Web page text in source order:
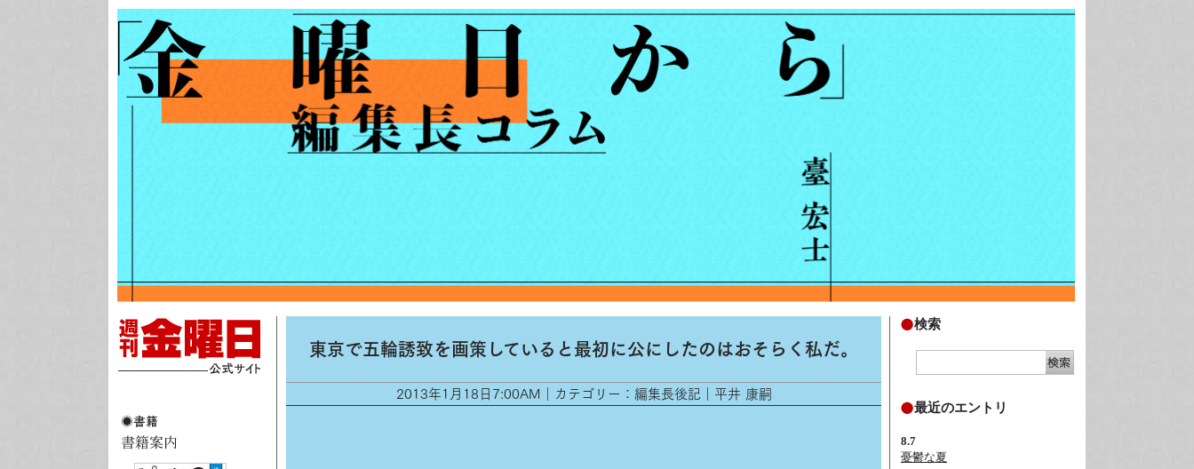
東京で五輪誘致を画策していると最初に公にしたのはおそらく私だ。
2013年1月18日7:00AM｜カテゴリー：編集長後記｜平井 康嗣
検索
最近のエントリ
8.7
憂鬱な夏